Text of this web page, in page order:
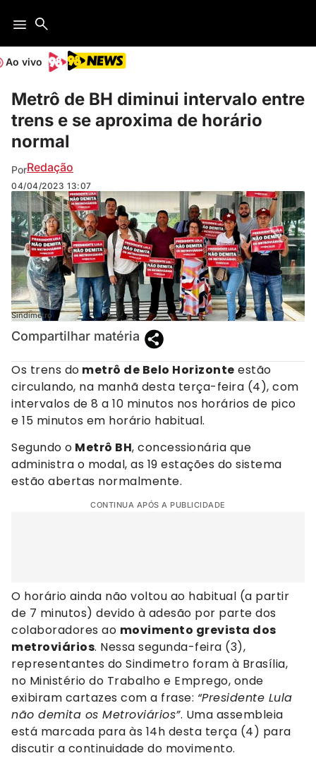
Ao vivo
Metrô de BH diminui intervalo entre
trens e se aproxima de horário
normal
PorRedação
04/04/2023 13:07
Sindimetro
Compartilhar matéria
Os trens do metrô de Belo Horizonte estão
circulando, na manhã desta terça-feira (4), com
intervalos de 8 a 10 minutos nos horários de pico
e 15 minutos em horário habitual.
Segundo o Metrô BH, concessionária que
administra o modal, as 19 estações do sistema
estão abertas normalmente.
CONTINUA APÓS A PUBLICIDADE
O horário ainda não voltou ao habitual (a partir
de 7 minutos) devido à adesão por parte dos
colaboradores ao movimento grevista dos
metroviários. Nessa segunda-feira (3),
representantes do Sindimetro foram à Brasília,
no Ministério do Trabalho e Emprego, onde
exibiram cartazes com a frase: “Presidente Lula
não demita os Metroviários”. Uma assembleia
está marcada para às 14h desta terça (4) para
discutir a continuidade do movimento.